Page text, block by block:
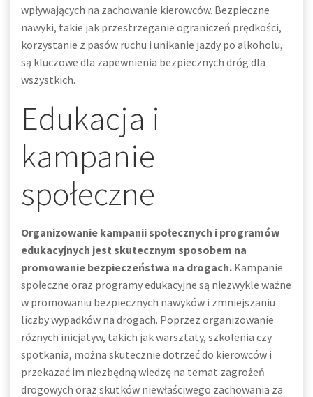
wpływających na zachowanie kierowców. Bezpieczne
nawyki, takie jak przestrzeganie ograniczeń prędkości,
korzystanie z pasów ruchu i unikanie jazdy po alkoholu,
są kluczowe dla zapewnienia bezpiecznych dróg dla
wszystkich.
Edukacja i
kampanie
społeczne
Organizowanie kampanii społecznych i programów
edukacyjnych jest skutecznym sposobem na
promowanie bezpieczeństwa na drogach. Kampanie
społeczne oraz programy edukacyjne są niezwykle ważne
w promowaniu bezpiecznych nawyków i zmniejszaniu
liczby wypadków na drogach. Poprzez organizowanie
różnych inicjatyw, takich jak warsztaty, szkolenia czy
spotkania, można skutecznie dotrzeć do kierowców i
przekazać im niezbędną wiedzę na temat zagrożeń
drogowych oraz skutków niewłaściwego zachowania za